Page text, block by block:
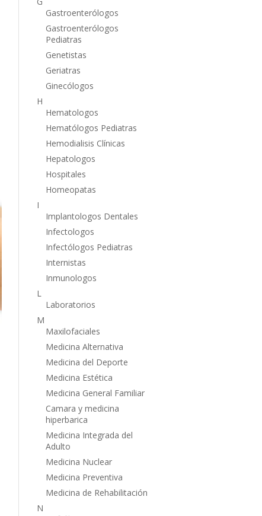
Gastroenterólogos
Gastroenterólogos
Pediatras
Genetistas
Geriatras
Ginecólogos
H
Hematologos
Hematólogos Pediatras
Hemodialisis Clínicas
Hepatologos
Hospitales
Homeopatas
I
Implantologos Dentales
Infectologos
Infectólogos Pediatras
Internistas
Inmunologos
L
Laboratorios
M
Maxilofaciales
Medicina Alternativa
Medicina del Deporte
Medicina Estética
Medicina General Familiar
Camara y medicina
hiperbarica
Medicina Integrada del
Adulto
Medicina Nuclear
Medicina Preventiva
Medicina de Rehabilitación
N